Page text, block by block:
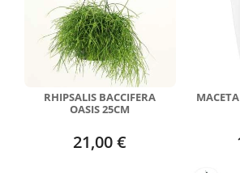
RHIPSALIS BACCIFERA
OASIS 25CM
21,00 €